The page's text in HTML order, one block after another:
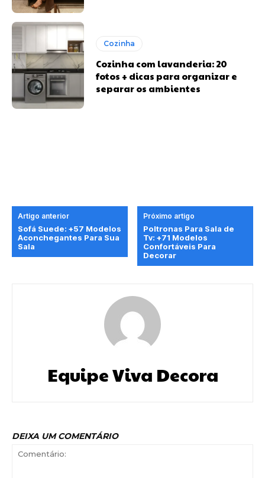
Cozinha
Cozinha com lavanderia: 20
fotos + dicas para organizar e
separar os ambientes
Artigo anterior
Sofá Suede: +57 Modelos
Aconchegantes Para Sua
Sala
Próximo artigo
Poltronas Para Sala de
Tv: +71 Modelos
Confortáveis Para
Decorar
Equipe Viva Decora
DEIXA UM COMENTÁRIO